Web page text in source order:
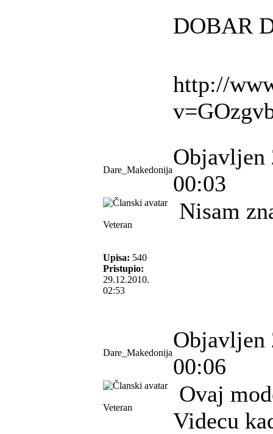
DOBAR
http://
Dare_Makedonija
Objavljen
00:03
Veteran
Upisa: 540
Pristupio:
29.12.2010.
02:53
Nisam
Dare_Makedonija
Objavljen
00:06
Veteran
Ovaj
Videcu